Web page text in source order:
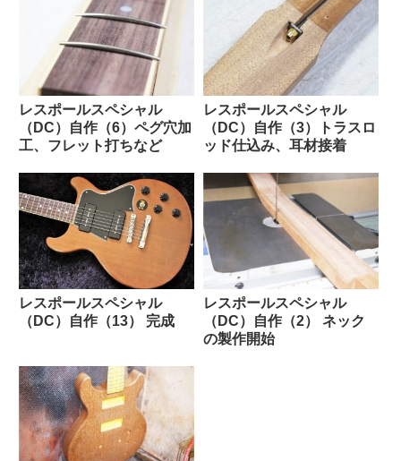
レスポールスペシャル
（DC）自作（6）ペグ穴加
工、フレット打ちなど
レスポールスペシャル
（DC）自作（3）トラスロ
ッド仕込み、耳材接着
レスポールスペシャル
（DC）自作（13） 完成
レスポールスペシャル
（DC）自作（2） ネック
の製作開始